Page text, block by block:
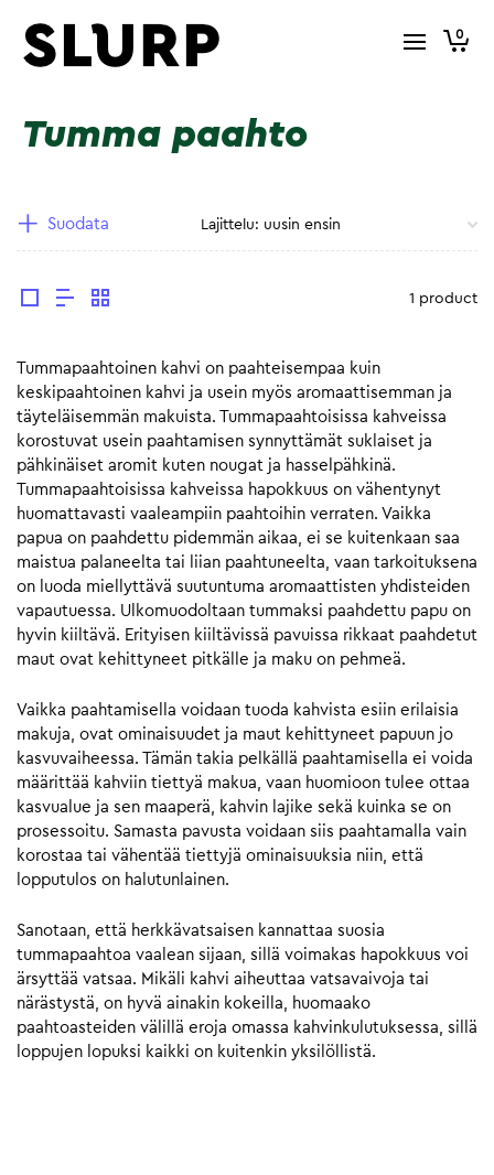
0
Tumma paahto
Suodata
1 product
Tummapaahtoinen kahvi on paahteisempaa kuin
keskipaahtoinen kahvi ja usein myös aromaattisemman ja
täyteläisemmän makuista. Tummapaahtoisissa kahveissa
korostuvat usein paahtamisen synnyttämät suklaiset ja
pähkinäiset aromit kuten nougat ja hasselpähkinä.
Tummapaahtoisissa kahveissa hapokkuus on vähentynyt
huomattavasti vaaleampiin paahtoihin verraten. Vaikka
papua on paahdettu pidemmän aikaa, ei se kuitenkaan saa
maistua palaneelta tai liian paahtuneelta, vaan tarkoituksena
on luoda miellyttävä suutuntuma aromaattisten yhdisteiden
vapautuessa. Ulkomuodoltaan tummaksi paahdettu papu on
hyvin kiiltävä. Erityisen kiiltävissä pavuissa rikkaat paahdetut
maut ovat kehittyneet pitkälle ja maku on pehmeä.
Vaikka paahtamisella voidaan tuoda kahvista esiin erilaisia
makuja, ovat ominaisuudet ja maut kehittyneet papuun jo
kasvuvaiheessa. Tämän takia pelkällä paahtamisella ei voida
määrittää kahviin tiettyä makua, vaan huomioon tulee ottaa
kasvualue ja sen maaperä, kahvin lajike sekä kuinka se on
prosessoitu. Samasta pavusta voidaan siis paahtamalla vain
korostaa tai vähentää tiettyjä ominaisuuksia niin, että
lopputulos on halutunlainen.
Sanotaan, että herkkävatsaisen kannattaa suosia
tummapaahtoa vaalean sijaan, sillä voimakas hapokkuus voi
ärsyttää vatsaa. Mikäli kahvi aiheuttaa vatsavaivoja tai
närästystä, on hyvä ainakin kokeilla, huomaako
paahtoasteiden välillä eroja omassa kahvinkulutuksessa, sillä
loppujen lopuksi kaikki on kuitenkin yksilöllistä.